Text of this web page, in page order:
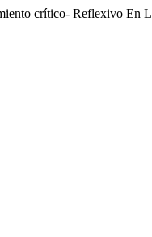
crítico- Reflexivo En